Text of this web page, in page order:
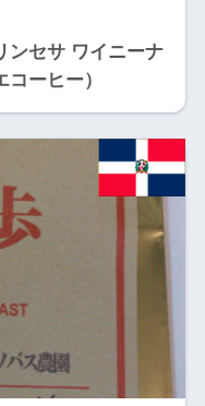
ンセサ ワイニーナ
ーヒー）